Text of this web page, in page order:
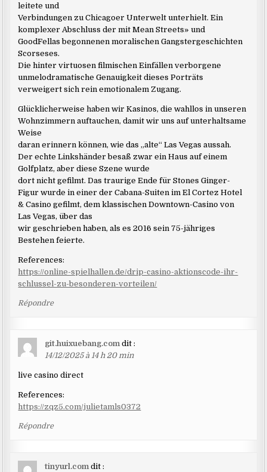
leitete und
Verbindungen zu Chicagoer Unterwelt unterhielt. Ein
komplexer Abschluss der mit Mean Streets» und
GoodFellas begonnenen moralischen Gangstergeschichten
Scorseses.
Die hinter virtuosen filmischen Einfällen verborgene
unmelodramatische Genauigkeit dieses Porträts
verweigert sich rein emotionalem Zugang.
Glücklicherweise haben wir Kasinos, die wahllos in unseren
Wohnzimmern auftauchen, damit wir uns auf unterhaltsame
Weise
daran erinnern können, wie das „alte“ Las Vegas aussah.
Der echte Linkshänder besaß zwar ein Haus auf einem
Golfplatz, aber diese Szene wurde
dort nicht gefilmt. Das traurige Ende für Stones Ginger-
Figur wurde in einer der Cabana-Suiten im El Cortez Hotel
& Casino gefilmt, dem klassischen Downtown-Casino von
Las Vegas, über das
wir geschrieben haben, als es 2016 sein 75-jähriges
Bestehen feierte.
References:
https://online-spielhallen.de/drip-casino-aktionscode-ihr-
schlussel-zu-besonderen-vorteilen/
Répondre
git.huixuebang.com dit :
14/12/2025 à 14 h 20 min
live casino direct
References:
https://zqz5.com/julietamls0372
Répondre
tinyurl.com dit :